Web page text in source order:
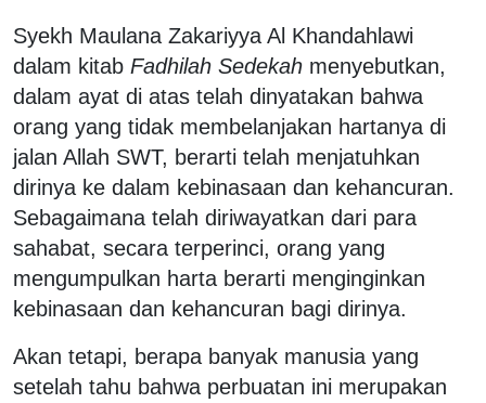
Syekh Maulana Zakariyya Al Khandahlawi
dalam kitab Fadhilah Sedekah menyebutkan,
dalam ayat di atas telah dinyatakan bahwa
orang yang tidak membelanjakan hartanya di
jalan Allah SWT, berarti telah menjatuhkan
dirinya ke dalam kebinasaan dan kehancuran.
Sebagaimana telah diriwayatkan dari para
sahabat, secara terperinci, orang yang
mengumpulkan harta berarti menginginkan
kebinasaan dan kehancuran bagi dirinya.
Akan tetapi, berapa banyak manusia yang
setelah tahu bahwa perbuatan ini merupakan